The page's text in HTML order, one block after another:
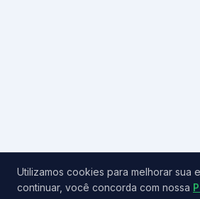
Utilizamos cookies para melhorar sua
continuar, você concorda com nossa